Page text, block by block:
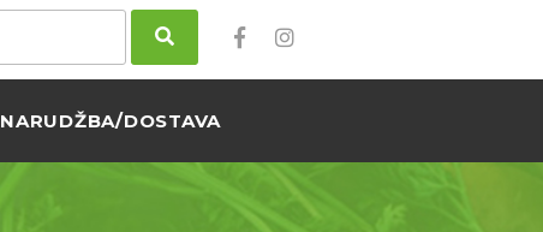
NARUDŽBA/DOSTAVA